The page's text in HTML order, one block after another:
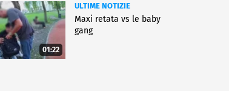
01:22
ULTIME NOTIZIE
Maxi retata vs le baby
gang